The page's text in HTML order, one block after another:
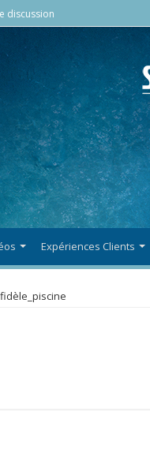
discussion
Expériences Clients
fidèle_piscine